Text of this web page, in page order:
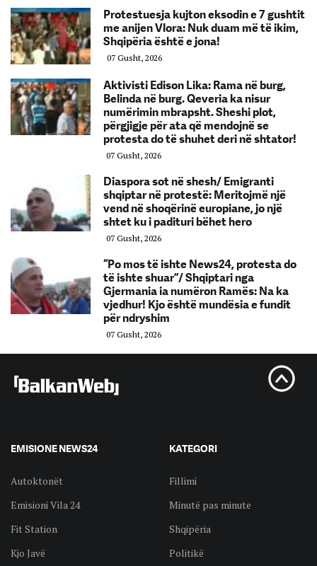
Protestuesja kujton eksodin e 7 gushtit
me anijen Vlora: Nuk duam më të ikim,
Shqipëria është e jona!
07 Gusht, 2026
Aktivisti Edison Lika: Rama në burg,
Belinda në burg. Qeveria ka nisur
numërimin mbrapsht. Sheshi plot,
përgjigje për ata që mendojnë se
protesta do të shuhet deri në shtator!
07 Gusht, 2026
Diaspora sot në shesh/ Emigranti
shqiptar në protestë: Meritojmë një
vend në shoqërinë europiane, jo një
shtet ku i padituri bëhet hero
07 Gusht, 2026
“Po mos të ishte News24, protesta do
të ishte shuar”/ Shqiptari nga
Gjermania ia numëron Ramës: Na ka
vjedhur! Kjo është mundësia e fundit
për ndryshim
07 Gusht, 2026
EMISIONE NEWS24
Autoktonët
Emisioni Vila 24
Fit Station
Kjo Javë
KATEGORI
Fillimi
Minutë pas minute
Shqipëria
Politikë